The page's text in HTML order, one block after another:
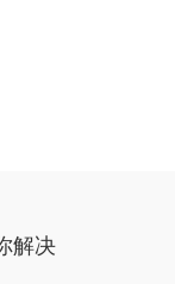
解决